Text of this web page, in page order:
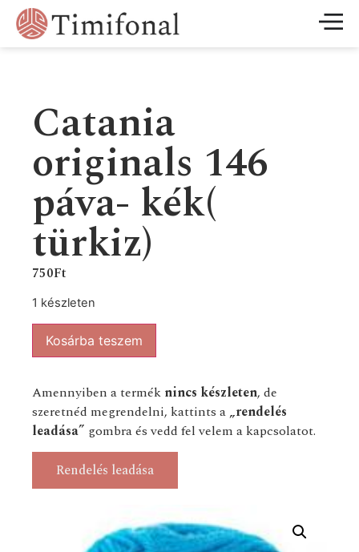
Catania
originals 146
páva- kék(
türkiz)
750Ft
1 készleten
Kosárba teszem
Amennyiben a termék nincs készleten, de
szeretnéd megrendelni, kattints a „rendelés
leadása” gombra és vedd fel velem a kapcsolatot.
Rendelés leadása